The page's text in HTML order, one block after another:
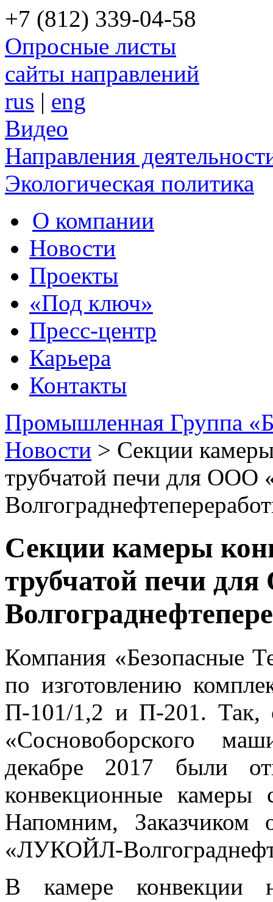
+7 (812) 339-04-58
Опросные листы
сайты направлений
rus | eng
Видео
Направления
Экологическая политика
О компании
Новости
Проекты
«Под ключ»
Пресс-центр
Карьера
Контакты
Промышленная Группа
Новости > Секции
трубчатой печи для
Секции камеры
трубчатой печи
Компания «Безопасные
по изготовлению
П-101/1,2 и П-201. Так,
«Сосновоборского
декабре 2017 были
конвекционные
Напомним, Заказчиком
«ЛУКОЙЛ-
В камере конвекции